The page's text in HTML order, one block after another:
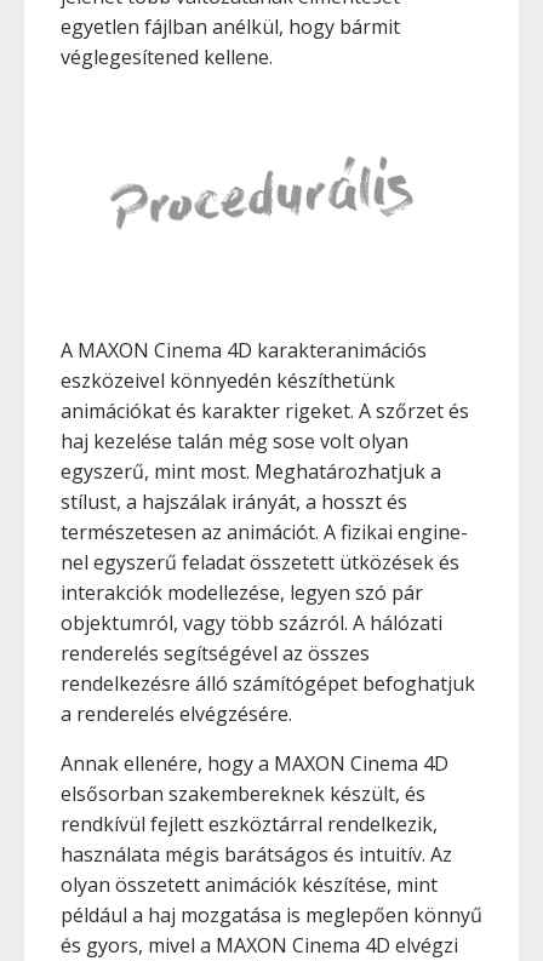
egyetlen fájlban anélkül, hogy bármit
véglegesítened kellene.
A MAXON Cinema 4D karakteranimációs
eszközeivel könnyedén készíthetünk
animációkat és karakter rigeket. A szőrzet és
haj kezelése talán még sose volt olyan
egyszerű, mint most. Meghatározhatjuk a
stílust, a hajszálak irányát, a hosszt és
természetesen az animációt. A fizikai engine-
nel egyszerű feladat összetett ütközések és
interakciók modellezése, legyen szó pár
objektumról, vagy több százról. A hálózati
renderelés segítségével az összes
rendelkezésre álló számítógépet befoghatjuk
a renderelés elvégzésére.
Annak ellenére, hogy a MAXON Cinema 4D
elsősorban szakembereknek készült, és
rendkívül fejlett eszköztárral rendelkezik,
használata mégis barátságos és intuitív. Az
olyan összetett animációk készítése, mint
például a haj mozgatása is meglepően könnyű
és gyors, mivel a MAXON Cinema 4D elvégzi